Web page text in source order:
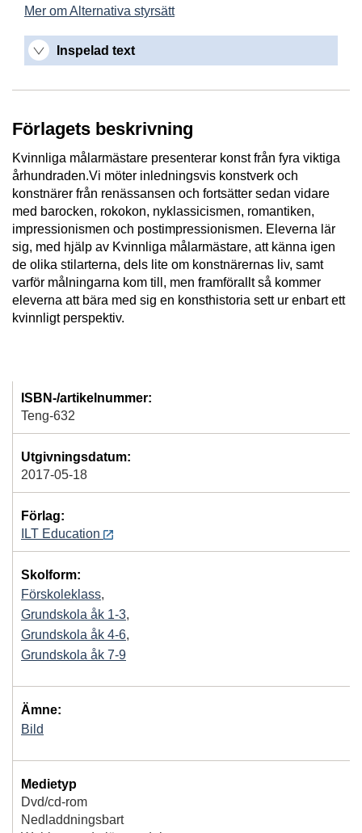
Mer om Alternativa styrsätt
Inspelad text
Förlagets beskrivning
Kvinnliga målarmästare presenterar konst från fyra viktiga
århundraden.Vi möter inledningsvis konstverk och
konstnärer från renässansen och fortsätter sedan vidare
med barocken, rokokon, nyklassicismen, romantiken,
impressionismen och postimpressionismen. Eleverna lär
sig, med hjälp av Kvinnliga målarmästare, att känna igen
de olika stilarterna, dels lite om konstnärernas liv, samt
varför målningarna kom till, men framförallt så kommer
eleverna att bära med sig en konsthistoria sett ur enbart ett
kvinnligt perspektiv.
ISBN-/artikelnummer:
Teng-632
Utgivningsdatum:
2017-05-18
Förlag:
ILT Education
Skolform:
Förskoleklass,
Grundskola åk 1-3,
Grundskola åk 4-6,
Grundskola åk 7-9
Ämne:
Bild
Medietyp
Dvd/cd-rom
Nedladdningsbart